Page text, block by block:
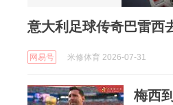
意大利足球传奇巴雷西
网易号 米修体育 2026-07-31
梅西